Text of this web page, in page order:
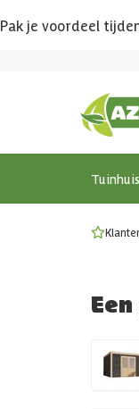
Pak je voordeel
MEGA zomer
Bekijk de
Gratis
Ontdek